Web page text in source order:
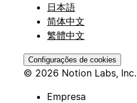
日本語
简体中文
繁體中文
Configurações de cookies
© 2026 Notion Labs, Inc.
Empresa